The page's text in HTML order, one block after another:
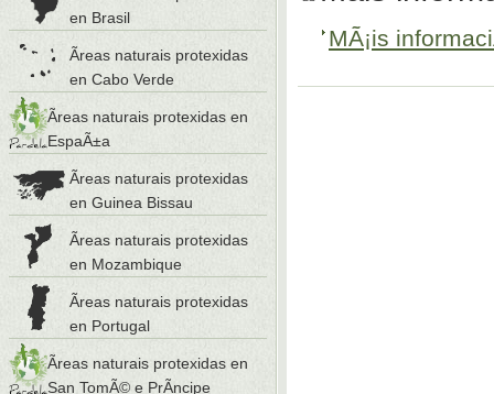
en Brasil
Ãreas naturais protexidas
en Cabo Verde
Ãreas naturais protexidas en
EspaÃ±a
Ãreas naturais protexidas
en Guinea Bissau
Ãreas naturais protexidas
en Mozambique
Ãreas naturais protexidas
en Portugal
Ãreas naturais protexidas en
San TomÃ© e PrÃ­ncipe
MÃ¡is